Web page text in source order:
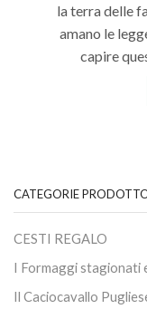
la terra delle
amano le
capire
CATEGORIE
CESTI REGALO
I Formaggi stagionati
Il Caciocavallo